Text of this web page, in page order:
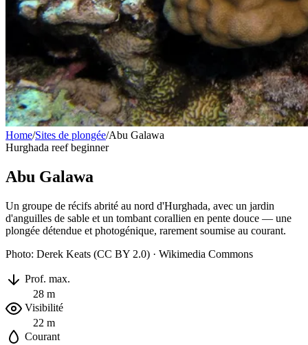
Home/Sites de plongée/Abu Galawa
Hurghada reefbeginner
Abu Galawa
Un groupe de récifs abrité au nord d'Hurghada, avec un jardin
d'anguilles de sable et un tombant corallien en pente douce — une
plongée détendue et photogénique, rarement soumise au courant.
Photo: Derek Keats (CC BY 2.0) · Wikimedia Commons
Prof. max.
28 m
Visibilité
22 m
Courant